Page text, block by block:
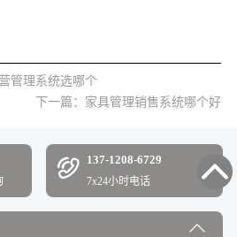
管理系统选哪个
下一篇：家具管理销售系统哪个好
137-1208-6729
7x24小时电话